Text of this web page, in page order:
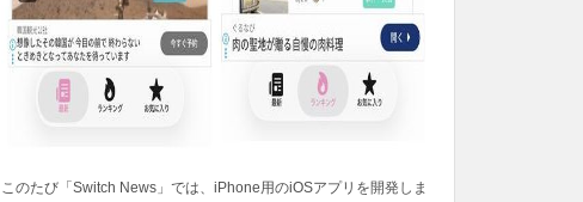
このたび「Switch News」では、iPhone用のiOSアプリを開発しま